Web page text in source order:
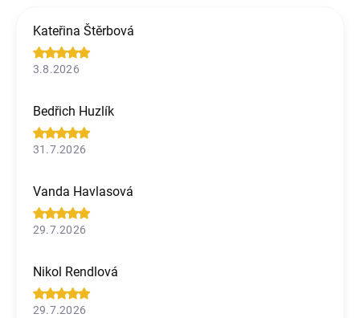
Kateřina Štěrbová
3.8.2026
Bedřich Huzlík
31.7.2026
Vanda Havlasová
29.7.2026
Nikol Rendlová
29.7.2026